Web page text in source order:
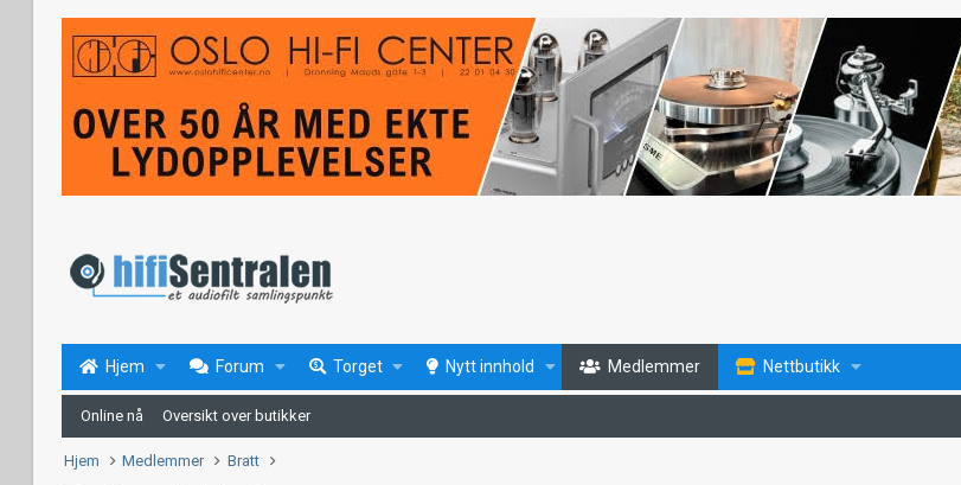
Hjem Forum Torget Nytt innhold Medlemmer Nettbutikk
Online nå Oversikt over butikker
Hjem Medlemmer Bratt